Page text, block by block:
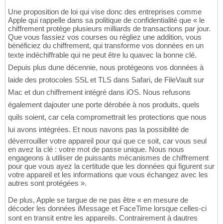
Une proposition de loi qui vise donc des entreprises comme
Apple qui rappelle dans sa politique de confidentialité que « le
chiffrement protège plusieurs milliards de transactions par jour.
Que vous fassiez vos courses ou régliez une addition, vous
bénéficiez du chiffrement, qui transforme vos données en un
texte indéchiffrable qui ne peut être lu quavec la bonne clé.
Depuis plus dune décennie, nous protégeons vos données à
laide des protocoles SSL et TLS dans Safari, de FileVault sur
Mac et dun chiffrement intégré dans iOS. Nous refusons
également dajouter une porte dérobée à nos produits, quels
quils soient, car cela compromettrait les protections que nous
lui avons intégrées. Et nous navons pas la possibilité de
déverrouiller votre appareil pour qui que ce soit, car vous seul
en avez la clé : votre mot de passe unique. Nous nous
engageons à utiliser de puissants mécanismes de chiffrement
pour que vous ayez la certitude que les données qui figurent sur
votre appareil et les informations que vous échangez avec les
autres sont protégées ».
De plus, Apple se targue de ne pas être « en mesure de
décoder les données iMessage et FaceTime lorsque celles-ci
sont en transit entre les appareils. Contrairement à dautres